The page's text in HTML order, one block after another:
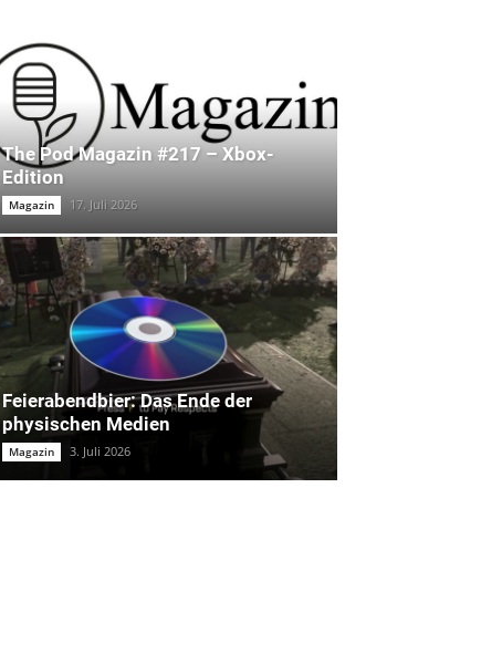
The Pod Magazin #217 – Xbox-
Edition
Magazin 17. Juli 2026
Feierabendbier: Das Ende der
physischen Medien
Magazin 3. Juli 2026